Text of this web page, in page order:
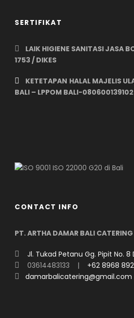
SERTIFIKAT
LAIK HIGIENE SANITASI JASA
1753 / DIKES
KETETAPAN HALAL MAJELIS
BALI – LPPOM BALI-
CONTACT INFO
PT. ARTHA DAMAR BALI CATERING
Jl. Tukad Petanu Gg. Pipit No. 8
03614483133 | +62 8968 892
damarbalicatering@gmail.com